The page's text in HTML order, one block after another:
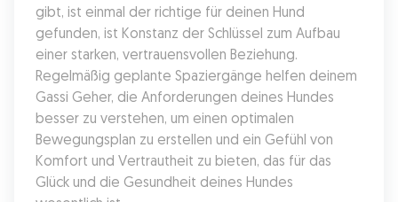
gibt, ist einmal der richtige für deinen Hund
gefunden, ist Konstanz der Schlüssel zum Aufbau
einer starken, vertrauensvollen Beziehung.
Regelmäßig geplante Spaziergänge helfen deinem
Gassi Geher, die Anforderungen deines Hundes
besser zu verstehen, um einen optimalen
Bewegungsplan zu erstellen und ein Gefühl von
Komfort und Vertrautheit zu bieten, das für das
Glück und die Gesundheit deines Hundes